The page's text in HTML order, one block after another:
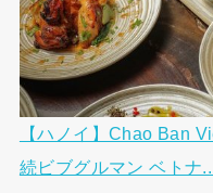
【ハノイ】Chao Ban
続ビブグルマン ベトナ